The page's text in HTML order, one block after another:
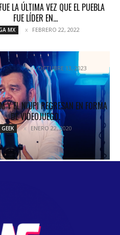
LA ÚLTIMA VEZ QUE EL PUEBLA
FUE LÍDER EN...
MX FEBRERO 22, 2022
UN JUGADOR DE CASA
OCTUBRE 13, 2023
Y EL NIUPI REGRESAN EN FORMA
DE VIDEOJUEGO.
GEEK ENERO 22, 2020